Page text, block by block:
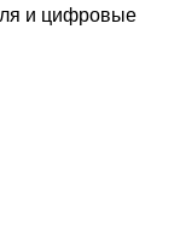
и цифровые